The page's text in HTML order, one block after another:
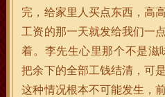
完，给家里人买点东西，高
工资的那一天就发给我们一
着。李先生心里那个不是滋
把余下的全部工钱结清，可
这种情况根本不可能发生，